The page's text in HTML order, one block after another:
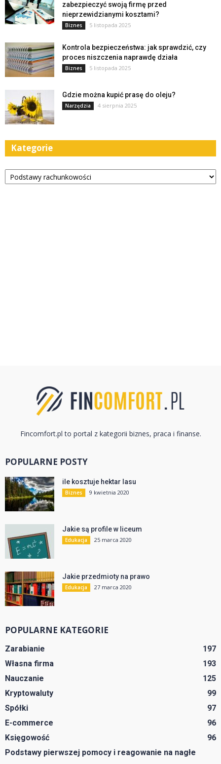
zabezpieczyć swoją firmę przed
nieprzewidzianymi kosztami?
Biznes 5 listopada 2025
Kontrola bezpieczeństwa: jak sprawdzić, czy
proces niszczenia naprawdę działa
Biznes 5 listopada 2025
Gdzie można kupić prasę do oleju?
Narzędzia 4 sierpnia 2025
Kategorie
Kategorie
Fincomfort.pl to portal z kategorii biznes, praca i finanse.
POPULARNE POSTY
ile kosztuje hektar lasu
Biznes 9 kwietnia 2020
Jakie są profile w liceum
Edukacja 25 marca 2020
Jakie przedmioty na prawo
Edukacja 27 marca 2020
POPULARNE KATEGORIE
Zarabianie
197
Własna firma
193
Nauczanie
125
Kryptowaluty
99
Spółki
97
E-commerce
96
Księgowość
96
Podstawy pierwszej pomocy i reagowanie na nagłe